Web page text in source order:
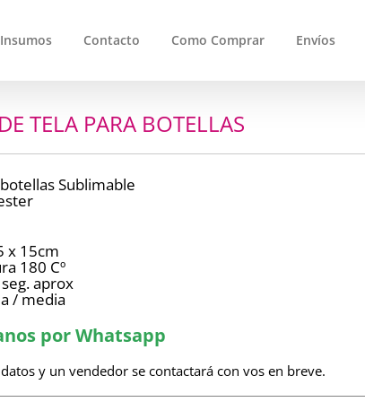
Insumos Contacto Como Comprar Envíos
TELA PARA BOTELLAS
Sublimable
x 15cm
180 Cº
aprox
/ media
por Whatsapp
y un vendedor se contactará con vos en breve.